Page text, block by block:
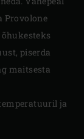
Provolone
piserda
maitsesta
ja